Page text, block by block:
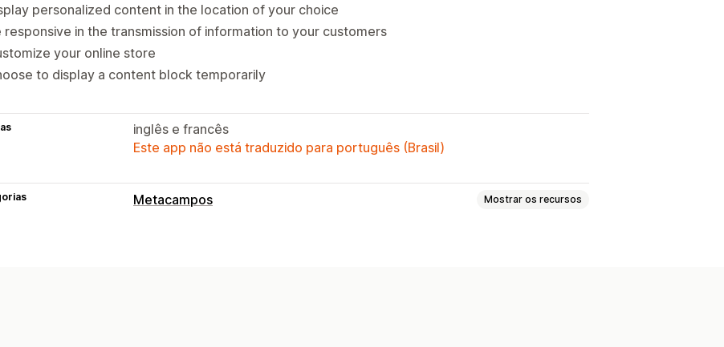
personalized content in the location of your choice
responsive in the transmission of information to your customers
your online store
to display a content block temporarily
inglês e francês
Este app não está traduzido para português (Brasil)
Metacampos Mostrar os recursos